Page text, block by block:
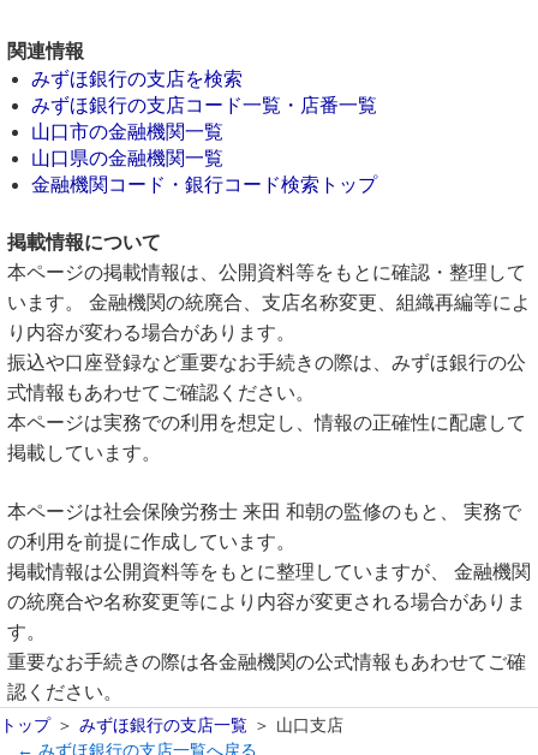
関連情報
みずほ銀行の支店を検索
みずほ銀行の支店コード一覧・店番一覧
山口市の金融機関一覧
山口県の金融機関一覧
金融機関コード・銀行コード検索トップ
掲載情報について
本ページの掲載情報は、公開資料等をもとに確認・整理して
います。 金融機関の統廃合、支店名称変更、組織再編等によ
り内容が変わる場合があります。
振込や口座登録など重要なお手続きの際は、みずほ銀行の公
式情報もあわせてご確認ください。
本ページは実務での利用を想定し、情報の正確性に配慮して
掲載しています。
本ページは社会保険労務士 来田 和朝の監修のもと、 実務で
の利用を前提に作成しています。
掲載情報は公開資料等をもとに整理していますが、 金融機関
の統廃合や名称変更等により内容が変更される場合がありま
す。
重要なお手続きの際は各金融機関の公式情報もあわせてご確
認ください。
トップ みずほ銀行の支店一覧
山口支店
← みずほ銀行の支店一覧へ戻る